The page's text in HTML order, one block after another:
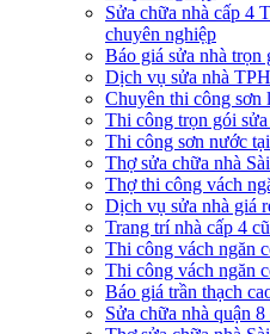
Sửa chữa nhà cấp 4
chuyên nghiệp
Báo giá sửa nhà
Dịch vụ sửa nhà
Chuyên thi công
Thi công trọn gói
Thi công sơn nước
Thợ sửa chữa nhà
Thợ thi công vách
Dịch vụ sửa nhà giá
Trang trí nhà cấp 4
Thi công vách ngăn
Thi công vách ngăn
Báo giá trần thạch
Sửa chữa nhà quận